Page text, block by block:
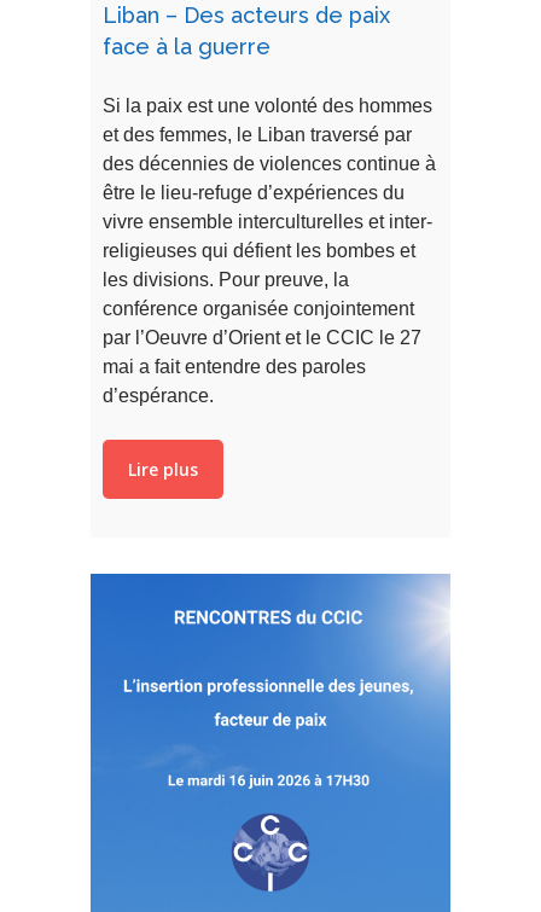
Liban – Des acteurs de paix
face à la guerre
Si la paix est une volonté des hommes
et des femmes, le Liban traversé par
des décennies de violences continue à
être le lieu-refuge d’expériences du
vivre ensemble interculturelles et inter-
religieuses qui défient les bombes et
les divisions. Pour preuve, la
conférence organisée conjointement
par l’Oeuvre d’Orient et le CCIC le 27
mai a fait entendre des paroles
d’espérance.
Lire plus